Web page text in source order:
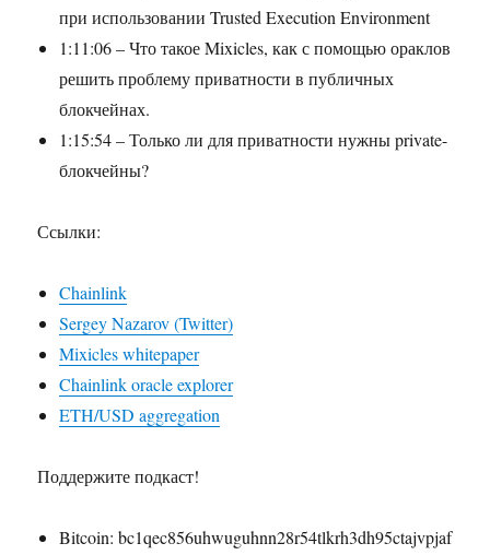
при использовании Trusted Execution Environment
1:11:06 – Что такое Mixicles, как с помощью ораклов
решить проблему приватности в публичных
блокчейнах.
1:15:54 – Только ли для приватности нужны private-
блокчейны?
Ссылки:
Chainlink
Sergey Nazarov (Twitter)
Mixicles whitepaper
Chainlink oracle explorer
ETH/USD aggregation
Поддержите подкаст!
Bitcoin: bc1qec856uhwuguhnn28r54tlkrh3dh95ctajvpjaf